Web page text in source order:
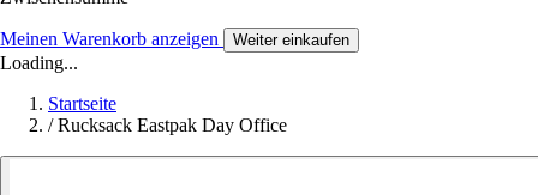
Meinen Warenkorb anzeigen Weiter einkaufen
Loading...
Startseite
/ Rucksack Eastpak Day Office